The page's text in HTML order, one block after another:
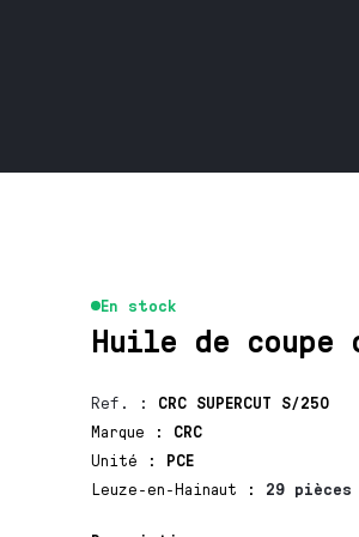
En stock
Huile de coupe
Ref. : CRC SUPERCUT S/250
Marque
:
CRC
Unité
:
PCE
Leuze-en-Hainaut
: 29 pièces